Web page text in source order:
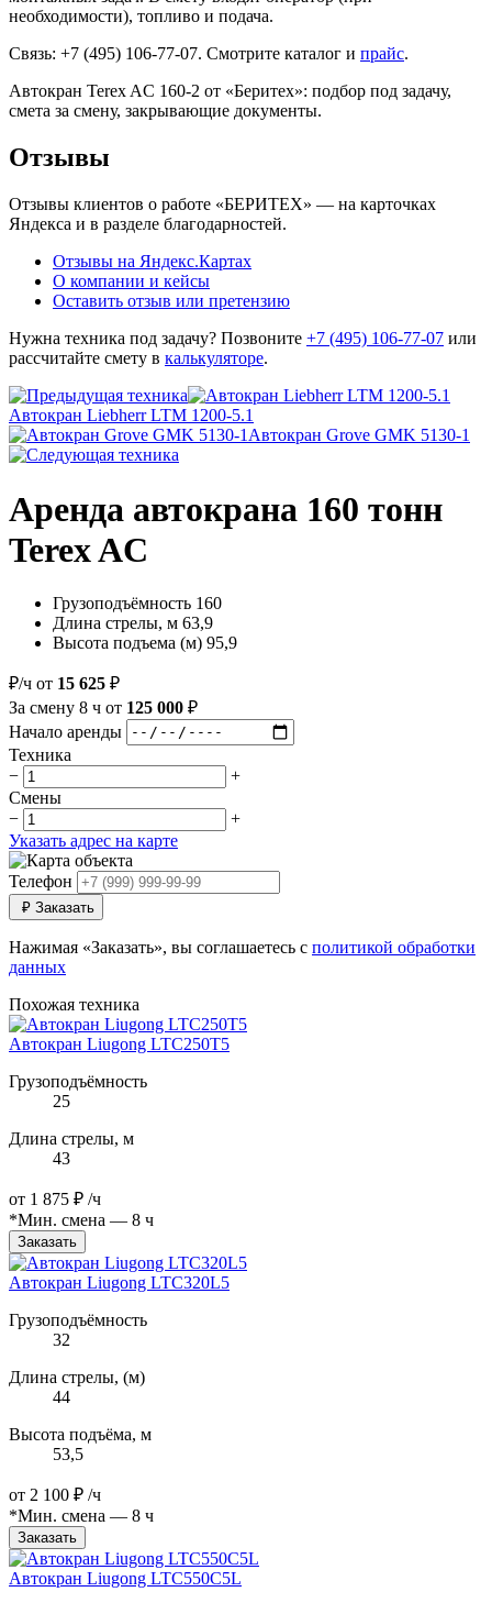
необходимости), топливо и подача.
Связь: +7 (495) 106-77-07. Смотрите каталог и прайс.
Автокран Terex AC 160-2 от «Беритех»: подбор под задачу,
смета за смену, закрывающие документы.
Отзывы
Отзывы клиентов о работе «БЕРИТЕХ» — на карточках
Яндекса и в разделе благодарностей.
Отзывы на Яндекс.Картах
О компании и кейсы
Оставить отзыв или претензию
Нужна техника под задачу? Позвоните +7 (495) 106-77-07 или
рассчитайте смету в калькуляторе.
Автокран Liebherr LTM 1200-5.1
Автокран Grove GMK 5130-1
Аренда автокрана 160 тонн
Terex AC
Грузоподъёмность 160
Длина стрелы, м 63,9
Высота подъема (м) 95,9
₽/ч от 15 625 ₽
За смену 8 ч от 125 000 ₽
Начало аренды
Техника
−
+
Смены
−
+
Указать адрес на карте
Телефон
₽ Заказать
Нажимая «Заказать», вы соглашаетесь с политикой обработки
данных
Похожая техника
Автокран Liugong LTC250T5
Грузоподъёмность
25
Длина стрелы, м
43
от 1 875 ₽ /ч
*Мин. смена — 8 ч
Заказать
Автокран Liugong LTC320L5
Грузоподъёмность
32
Длина стрелы, (м)
44
Высота подъёма, м
53,5
от 2 100 ₽ /ч
*Мин. смена — 8 ч
Заказать
Автокран Liugong LTC550C5L